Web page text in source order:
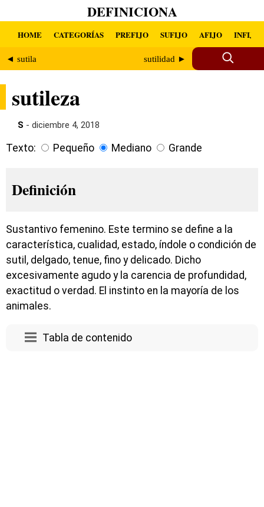
DEFINICIONA
HOME CATEGORÍAS PREFIJO SUFIJO AFIJO INFIJO
◄ sutila sutilidad ►
sutileza
S - diciembre 4, 2018
Texto: Pequeño Mediano Grande
Definición
Sustantivo femenino. Este termino se define a la
característica, cualidad, estado, índole o condición de
sutil, delgado, tenue, fino y delicado. Dicho
excesivamente agudo y la carencia de profundidad,
exactitud o verdad. El instinto en la mayoría de los
animales.
Tabla de contenido